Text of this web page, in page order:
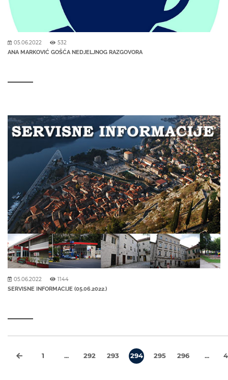
05.06.2022 532
ANA MARKOVIĆ GOŠĆA NEDJELJNOG RAZGOVORA
05.06.2022 1144
SERVISNE INFORMACIJE (05.06.2022.)
1 ... 292 293 294 295 296 ...